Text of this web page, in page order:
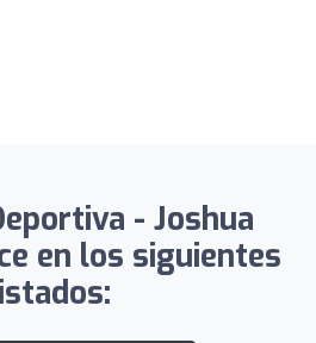
- Joshua
en los siguientes